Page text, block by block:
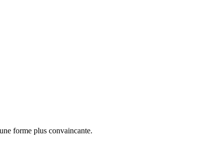
forme plus convaincante.